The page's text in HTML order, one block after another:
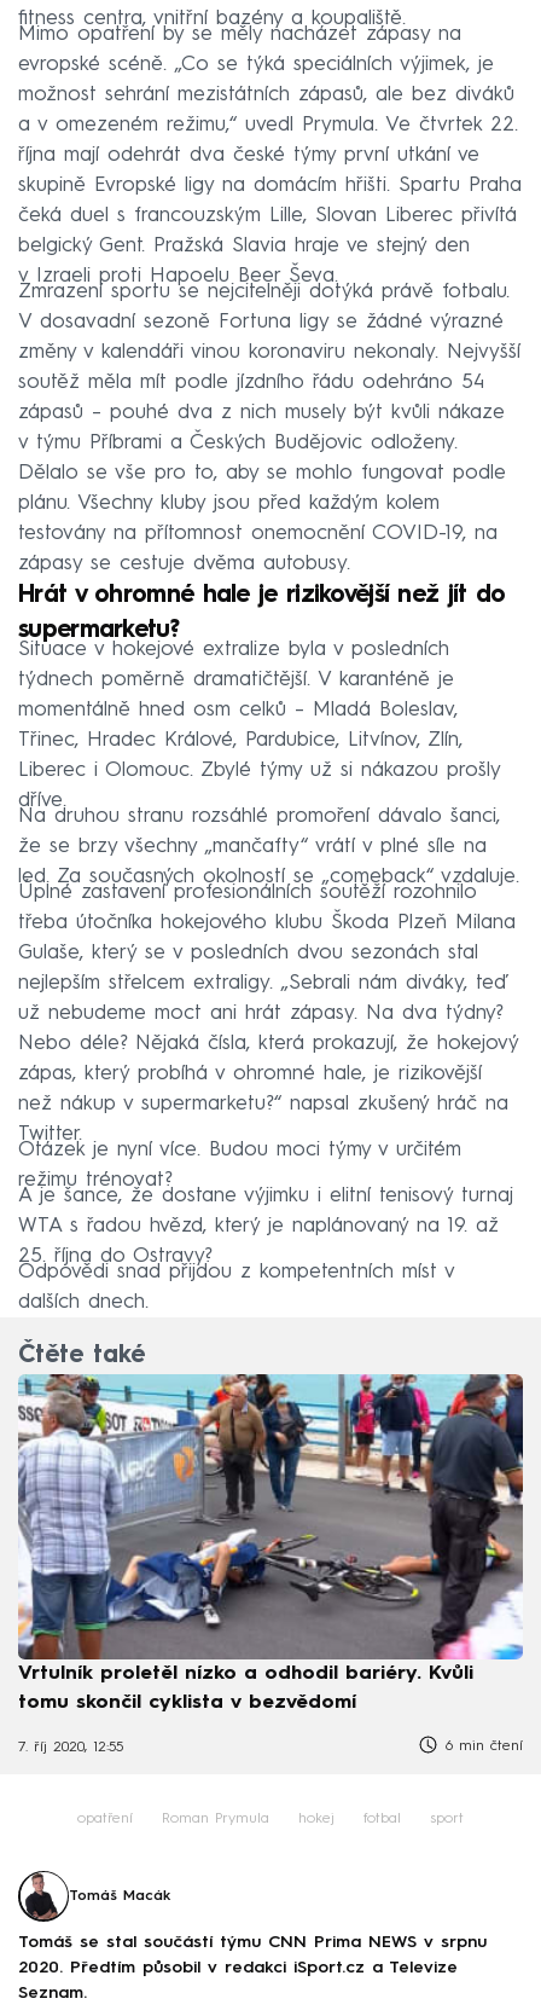
fitness centra, vnitřní bazény a koupaliště.
Mimo opatření by se měly nacházet zápasy na
evropské scéně. „Co se týká speciálních výjimek, je
možnost sehrání mezistátních zápasů, ale bez diváků
a v omezeném režimu,“ uvedl Prymula. Ve čtvrtek 22.
října mají odehrát dva české týmy první utkání ve
skupině Evropské ligy na domácím hřišti. Spartu Praha
čeká duel s francouzským Lille, Slovan Liberec přivítá
belgický Gent. Pražská Slavia hraje ve stejný den
v Izraeli proti Hapoelu Beer Ševa.
Zmrazení sportu se nejcitelněji dotýká právě fotbalu.
V dosavadní sezoně Fortuna ligy se žádné výrazné
změny v kalendáři vinou koronaviru nekonaly. Nejvyšší
soutěž měla mít podle jízdního řádu odehráno 54
zápasů – pouhé dva z nich musely být kvůli nákaze
v týmu Příbrami a Českých Budějovic odloženy.
Dělalo se vše pro to, aby se mohlo fungovat podle
plánu. Všechny kluby jsou před každým kolem
testovány na přítomnost onemocnění COVID-19, na
zápasy se cestuje dvěma autobusy.
Hrát v ohromné hale je rizikovější než jít do
supermarketu?
Situace v hokejové extralize byla v posledních
týdnech poměrně dramatičtější. V karanténě je
momentálně hned osm celků – Mladá Boleslav,
Třinec, Hradec Králové, Pardubice, Litvínov, Zlín,
Liberec i Olomouc. Zbylé týmy už si nákazou prošly
dříve.
Na druhou stranu rozsáhlé promoření dávalo šanci,
že se brzy všechny „mančafty“ vrátí v plné síle na
led. Za současných okolností se „comeback“ vzdaluje.
Úplné zastavení profesionálních soutěží rozohnilo
třeba útočníka hokejového klubu Škoda Plzeň Milana
Gulaše, který se v posledních dvou sezonách stal
nejlepším střelcem extraligy. „Sebrali nám diváky, teď
už nebudeme moct ani hrát zápasy. Na dva týdny?
Nebo déle? Nějaká čísla, která prokazují, že hokejový
zápas, který probíhá v ohromné hale, je rizikovější
než nákup v supermarketu?“ napsal zkušený hráč na
Twitter.
Otázek je nyní více. Budou moci týmy v určitém
režimu trénovat?
A je šance, že dostane výjimku i elitní tenisový turnaj
WTA s řadou hvězd, který je naplánovaný na 19. až
25. října do Ostravy?
Odpovědi snad přijdou z kompetentních míst v
dalších dnech.
Čtěte také
Vrtulník proletěl nízko a odhodil bariéry. Kvůli
tomu skončil cyklista v bezvědomí
7. říj 2020, 12:55 6 min čtení
opatření Roman Prymula hokej fotbal sport
Tomáš Macák
Tomáš se stal součástí týmu CNN Prima NEWS v srpnu
2020. Předtím působil v redakci iSport.cz a Televize
Seznam.